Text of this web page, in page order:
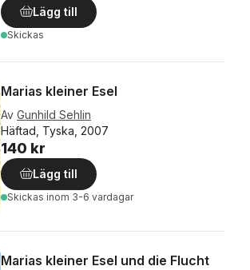
Lägg till
Skickas
Marias kleiner Esel
Av Gunhild Sehlin
Häftad, Tyska, 2007
140 kr
Lägg till
Skickas inom 3-6 vardagar
Marias kleiner Esel und die Flucht